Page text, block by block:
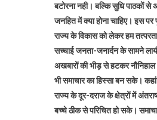
बटोरना नही। बल्कि सुधि पाठकों से
जनहित में क्या होना चाहिए। इस
राज्य के विकास को लेकर हम
सच्चाई जनता-जनार्दन के सामने
अखबारों की भीड़ से हटकर
भी समाचार का हिस्सा बन सके। कहां
राज्य के दूर-दराज के क्षेत्रों में
बच्चे ठीक से परिचित हो सके।